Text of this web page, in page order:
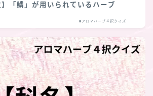
「鱗」が用いられているハーブ
■アロマハーブ４択クイズ